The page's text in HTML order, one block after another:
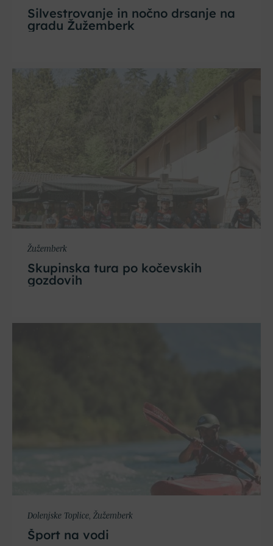
Silvestrovanje in nočno drsanje na
gradu Žužemberk
Žužemberk
Skupinska tura po kočevskih
gozdovih
Dolenjske Toplice, Žužemberk
Šport na vodi